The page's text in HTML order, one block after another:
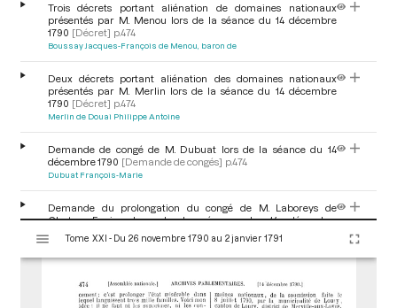
Trois décrets portant aliénation de domaines nationaux
présentés par M. Menou lors de la séance du 14 décembre
1790 [Décret] p.474
Boussay Jacques-François de Menou, baron de
Deux décrets portant aliénation des domaines nationaux
présentés par M. Merlin lors de la séance du 14 décembre
1790 [Décret] p.474
Merlin de Douai Philippe Antoine
Demande de congé de M. Dubuat lors de la séance du 14
décembre 1790 [Demande de congés] p.474
Dubuat François-Marie
Demande du prolongation du congé de M. Laboreys de
Chateau-Favier lors de la séance du 14 décembre
Laboreys de Chateaufavier Pierre Augustin
[Déroulement des séances] p.475
s
Tome XXI - Du 26 novembre 1790 au 2 janvier 1791